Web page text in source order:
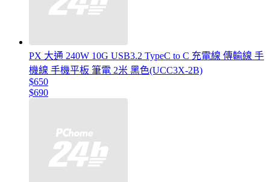
PX 大通 240W 10G USB3.2 TypeC to C 充電線 傳輸線 手
機線 手機平板 筆電 2米 黑色(UCC3X-2B)
$650
$690